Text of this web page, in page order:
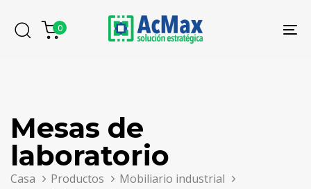
0
Mesas de
laboratorio
Casa Productos
Mobiliario industrial